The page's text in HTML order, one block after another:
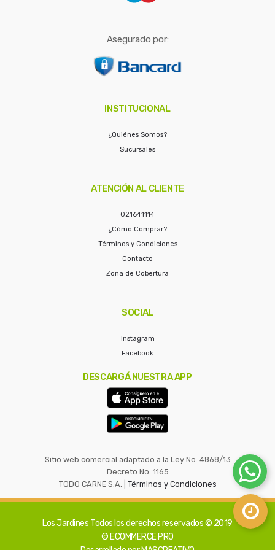
Asegurado por:
INSTITUCIONAL
¿Quiénes Somos?
Sucursales
ATENCIÓN AL CLIENTE
021641114
¿Cómo Comprar?
Términos y Condiciones
Contacto
Zona de Cobertura
SOCIAL
Instagram
Facebook
DESCARGÁ NUESTRA APP
Sitio web comercial adaptado a la Ley No. 4868/13
Decreto No. 1165
TODO CARNE S.A. | Términos y Condiciones
Los Jardines Todos los derechos reservados © 2019
© ECOMMERCE PRO